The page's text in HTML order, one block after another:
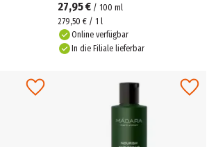
27,95 € / 100 ml
279,50 € / 1 l
Online verfügbar
In die Filiale lieferbar